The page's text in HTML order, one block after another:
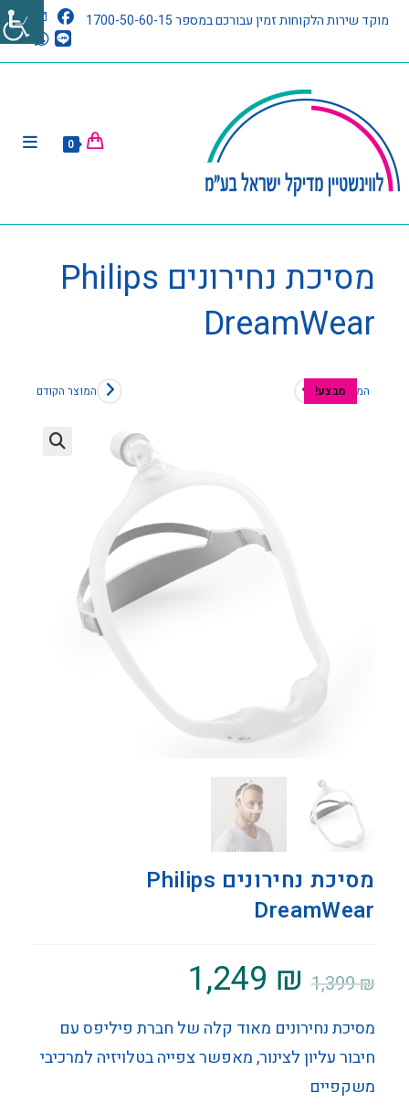
מוקד שירות הלקוחות זמין עבורכם במספר 1700-50-60-15
0
מסיכת נחירונים Philips
DreamWear
מבצע! המוצר הקודם המוצר הבא
מסיכת נחירונים Philips
DreamWear
1,399₪
1,249 ₪
מסיכת נחירונים מאוד קלה של חברת פיליפס עם
חיבור עליון לצינור, מאפשר צפייה בטלויזיה למרכיבי
משקפיים